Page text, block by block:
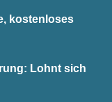
kostenloses
Lohnt sich